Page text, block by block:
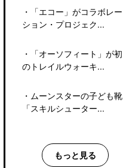
・
「エコー」がコラボレー
ション・プロジェク...
・
「オーソフィート」が初
のトレイルウォーキ...
・ ムーンスターの子ども靴
「スキルシューター...
もっと見る